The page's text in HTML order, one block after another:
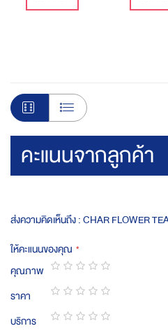
180 บาท - ขนาด 100
180 บาท - ขนา
คะแนนจากลูกค้า
ส่งความคิดเห็นถึง : CHAR FLOWER
ให้คะแนนของคุณ
คุณภาพ
1
star
2
stars
3
stars
4
stars
5
stars
ราคา
1
star
2
stars
3
stars
4
stars
5
stars
บริการ